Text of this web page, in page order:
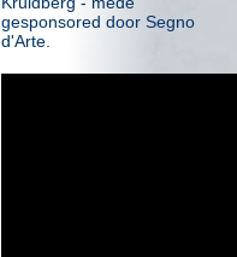
gesponsored door Segno
d'Arte.